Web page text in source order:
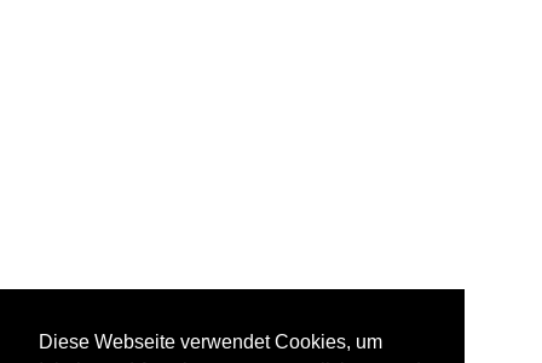
Diese Webseite verwendet Cookies, um